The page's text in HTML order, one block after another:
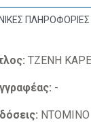
ΠΛΗΡΟΦΟΡΙΕΣ
ΤΖΕΝΗ
-
ΝΤΟΜΙΝΟ